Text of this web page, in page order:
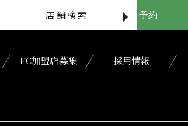
店舗検索
FC加盟店募集 採用情報